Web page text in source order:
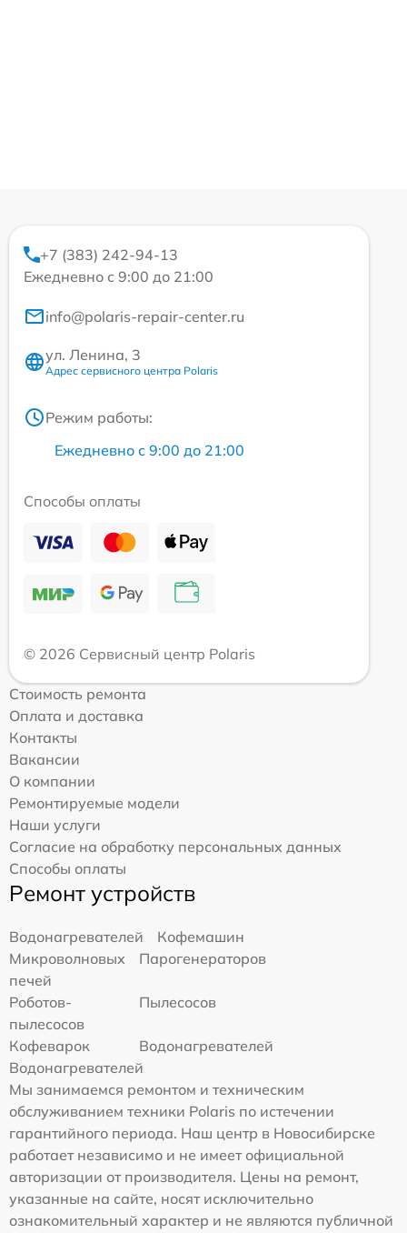
+7 (383) 242-94-13
Ежедневно с 9:00 до 21:00
info@polaris-repair-center.ru
ул. Ленина, 3
Адрес сервисного центра Polaris
Режим работы:
Ежедневно с 9:00 до 21:00
Способы оплаты
© 2026 Сервисный центр Polaris
Стоимость ремонта
Оплата и доставка
Контакты
Вакансии
О компании
Ремонтируемые модели
Наши услуги
Согласие на обработку персональных данных
Способы оплаты
Ремонт устройств
Водонагревателей
Кофемашин
Микроволновых
печей
Парогенераторов
Роботов-
пылесосов
Пылесосов
Кофеварок
Водонагревателей
Водонагревателей
Мы занимаемся ремонтом и техническим
обслуживанием техники Polaris по истечении
гарантийного периода. Наш центр в Новосибирске
работает независимо и не имеет официальной
авторизации от производителя. Цены на ремонт,
указанные на сайте, носят исключительно
ознакомительный характер и не являются публичной